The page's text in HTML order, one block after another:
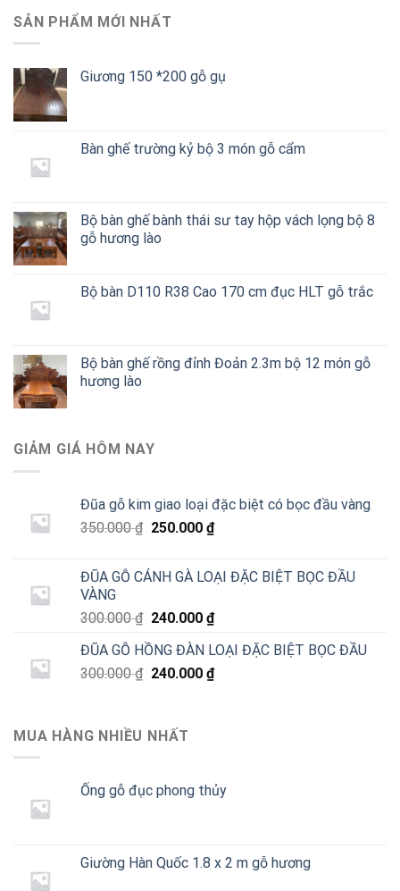
NỘI THẤT BÀN GHẾ
Bàn ghế ăn hiện đại D180 R90 gỗ
NỘI THẤT BÀN GHẾ
SẢN PHẨM MỚI NHẤT
Giương 150 *200 gỗ gụ
Bàn ghế trường kỷ bộ 3 món gỗ cẩm
Bộ bàn ghế bành thái sư tay hộp vách lọng bộ 8
gỗ hương lào
Bộ bàn D110 R38 Cao 170 cm đục HLT gỗ trắc
Bộ bàn ghế rồng đỉnh Đoản 2.3m bộ 12 món gỗ
hương lào
GIẢM GIÁ HÔM NAY
Đũa gỗ kim giao loại đặc biệt có bọc đầu vàng
350.000₫ Giá
là:
350.000 ₫.
250.000 ₫Giá
là:
ĐŨA GỖ CÁNH GÀ LOẠI ĐẶC BIỆT BỌC ĐẦU
VÀNG
300.000₫ Giá
là:
300.000 ₫.
240.000 ₫Giá
tại
là:
ĐŨA GỖ HỒNG ĐÀN LOẠI ĐẶC BIỆT BỌC ĐẦU
300.000₫ Giá
300.000 ₫.
240.000 ₫Giá
MUA HÀNG NHIỀU NHẤT
Ống gỗ đục phong thủy
Giường Hàn Quốc 1.8 x 2 m gỗ hương